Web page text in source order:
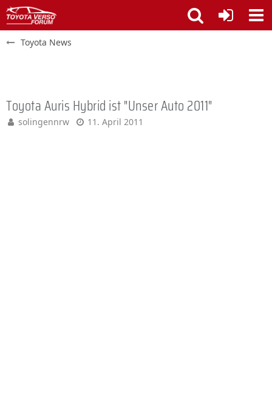
Toyota News
Toyota Auris Hybrid ist "Unser Auto 2011"
solingennrw 11. April 2011